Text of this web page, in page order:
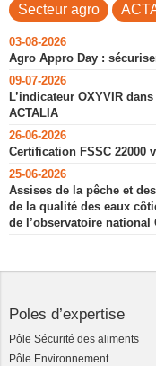
Secteur agro
03-08-2026
Agro Appro Day :
09-07-2026
L’indicateur OXYVIR
ACTALIA
26-06-2026
Certification FSSC 22000
25-06-2026
Assises de la pêche et
de la qualité des eaux
de l’observatoire national
Poles d’expertise
Pôle Sécurité des aliments
Pôle Environnement